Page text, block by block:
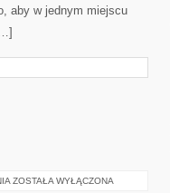
aby w jednym miejscu
CLEAN
ZOSTAŁA WYŁĄCZONA